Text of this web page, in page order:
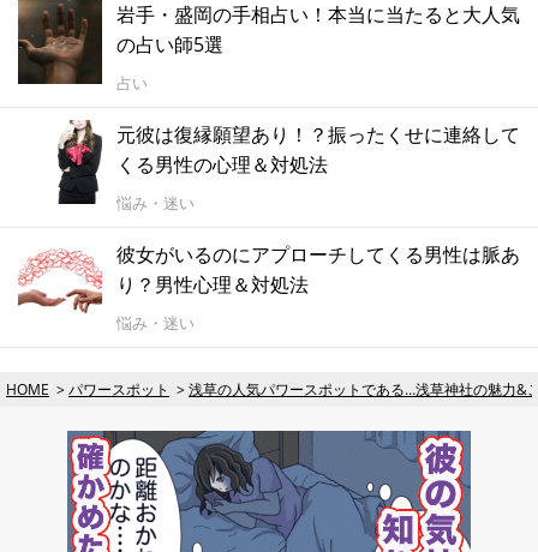
岩手・盛岡の手相占い！本当に当たると大人気
の占い師5選
占い
元彼は復縁願望あり！？振ったくせに連絡して
くる男性の心理＆対処法
悩み・迷い
彼女がいるのにアプローチしてくる男性は脈あ
り？男性心理＆対処法
悩み・迷い
HOME パワースポット 浅草の人気パワースポットである…浅草神社の魅力&